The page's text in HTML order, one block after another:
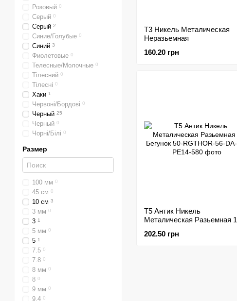
Т3 Никель Металическая
Неразьемная
160.20 грн
Т5 Антик Никель
Металическая Разьемная 1
202.50 грн
Розовый 0
Серый 0
Серый 2
Синие/Голубые 0
Синий 3
Фиолетовые 0
Телесные/Молочные 0
Тілесний 0
Тілесні 0
Хаки 1
Червоні/Бордові 0
Черный 25
Черный 0
Чорні/Білі 0
Размер
100 мм 0
45 см 0
10 см 3
3 мм 0
3 1
5 мм 0
5 1
7.5 0
7.8 0
8 мм 0
8 0
9 мм 0
9.4 0